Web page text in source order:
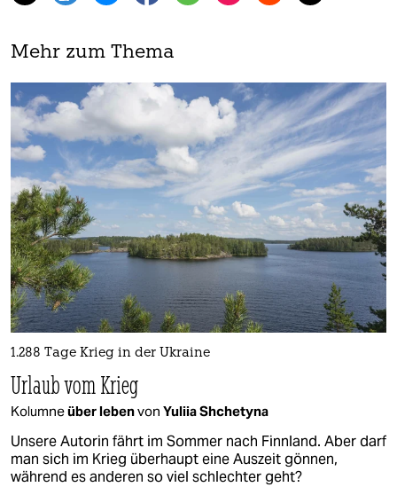
Mehr zum Thema
1.288 Tage Krieg in der Ukraine
Urlaub vom Krieg
Kolumneüber lebenvon Yuliia Shchetyna
Unsere Autorin fährt im Sommer nach Finnland. Aber darf
man sich im Krieg überhaupt eine Auszeit gönnen,
während es anderen so viel schlechter geht?